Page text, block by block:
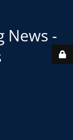
News -